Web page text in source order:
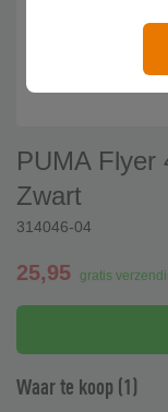
PUMA Flyer
Zwart
314046-04
25,95 gratis
Waar te koop (1)